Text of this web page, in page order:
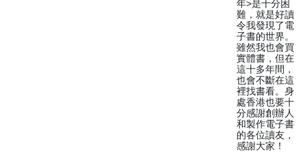
年>是十分困
難，就是好讀
令我發現了電
子書的世界。
雖然我也會買
實體書，但在
這十多年間，
也會不斷在這
裡找書看。身
處香港也要十
分感謝創辦人
和製作電子書
的各位讀友，
感謝大家！